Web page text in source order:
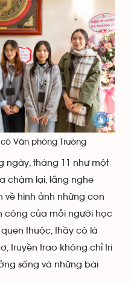
Văn phòng Trường
ngày, tháng 11 như một
chậm lại, lắng nghe
về hình ảnh những con
công của mỗi người học
thuộc, thầy cô là
truyền trao không chỉ tri
sống và những bài